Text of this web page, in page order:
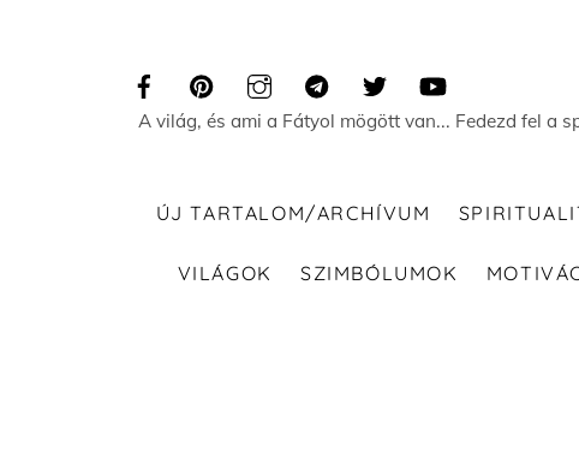
A világ, és ami a Fátyol mögött van... Fedezd fel a
ÚJ TARTALOM/ARCHÍVUM
VILÁGOK SZIMBÓLUMOK